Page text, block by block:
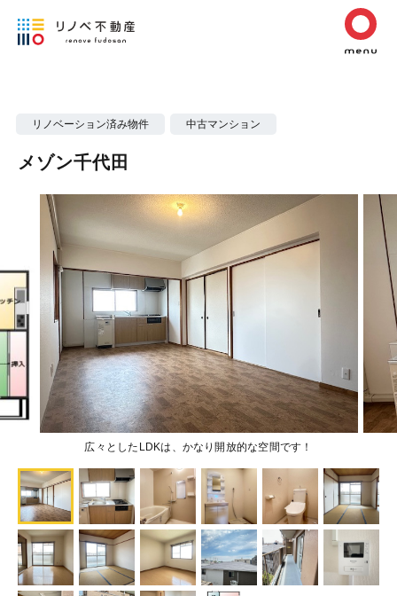
リノベーション済み物件 中古マンション
メゾン千代田
広々としたLDKは、かなり開放的な空間です！